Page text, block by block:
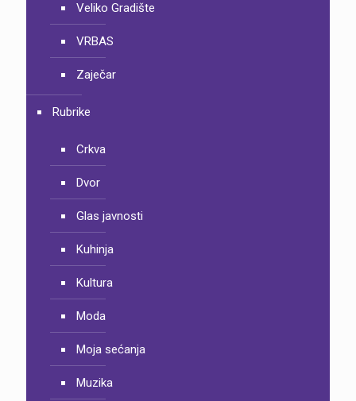
Veliko Gradište
VRBAS
Zaječar
Rubrike
Crkva
Dvor
Glas javnosti
Kuhinja
Kultura
Moda
Moja sećanja
Muzika